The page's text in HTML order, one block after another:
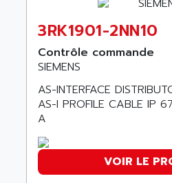
SIMATIC S5-101
SIMATIC TOUCH PANEL
S900
SIMATIC FIELD PG
LOGO!
AIR ET PULVERISATION
AIR LIQUIDE
AIR SYSTEMS
AIR WORTHINGTON
AIRBUS
AIRELEC
AIRMASTER R1
3RK1901-2NN10
Contrôle commande
SIEMENS
AS-INTERFACE
AS-I PROFILE CABLE IP
A
VOIR LE